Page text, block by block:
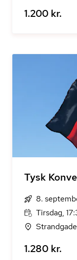
1.200 kr.
Tysk
8.
Tirsdag,
1.280 kr.